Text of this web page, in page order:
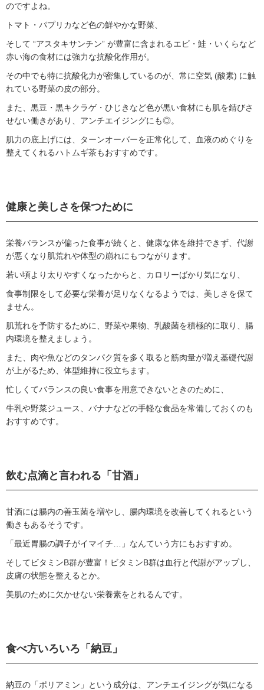
のですよね。
トマト・パプリカなど色の鮮やかな野菜、
そして “アスタキサンチン” が豊富に含まれるエビ・鮭・いくらなど
赤い海の食材には強力な抗酸化作用が。
その中でも特に抗酸化力が密集しているのが、常に空気 (酸素) に触
れている野菜の皮の部分。
また、黒豆・黒キクラゲ・ひじきなど色が黒い食材にも肌を錆びさ
せない働きがあり、アンチエイジングにも◎。
肌力の底上げには、ターンオーバーを正常化して、血液のめぐりを
整えてくれるハトムギ茶もおすすめです。
健康と美しさを保つために
栄養バランスが偏った食事が続くと、健康な体を維持できず、代謝
が悪くなり肌荒れや体型の崩れにもつながります。
若い頃より太りやすくなったからと、カロリーばかり気になり、
食事制限をして必要な栄養が足りなくなるようでは、美しさを保て
ません。
肌荒れを予防するために、野菜や果物、乳酸菌を積極的に取り、腸
内環境を整えましょう。
また、肉や魚などのタンパク質を多く取ると筋肉量が増え基礎代謝
が上がるため、体型維持に役立ちます。
忙しくてバランスの良い食事を用意できないときのために、
牛乳や野菜ジュース、バナナなどの手軽な食品を常備しておくのも
おすすめです。
飲む点滴と言われる「甘酒」
甘酒には腸内の善玉菌を増やし、腸内環境を改善してくれるという
働きもあるそうです。
「最近胃腸の調子がイマイチ…」なんていう方にもおすすめ。
そしてビタミンB群が豊富！ビタミンB群は血行と代謝がアップし、
皮膚の状態を整えるとか。
美肌のために欠かせない栄養素をとれるんです。
食べ方いろいろ「納豆」
納豆の「ポリアミン」という成分は、アンチエイジングが気になる